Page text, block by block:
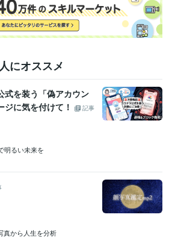
にオススメ
式を装う「偽アカウン
ジに気を付けて！
記事
明るい未来を
真から人生を分析